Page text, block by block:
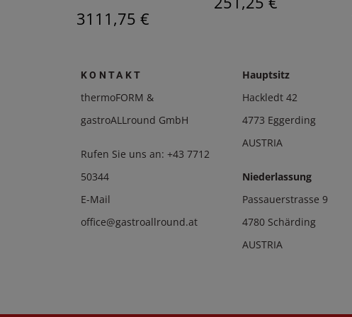
3111,75 €
KONTAKT
thermoFORM &
gastroALLround GmbH
Rufen Sie uns an: +43 7712
50344
E-Mail
office@gastroallround.at
Hauptsitz
Hackledt 42
4773 Eggerding
AUSTRIA
Niederlassung
Passauerstrasse 9
4780 Schärding
AUSTRIA